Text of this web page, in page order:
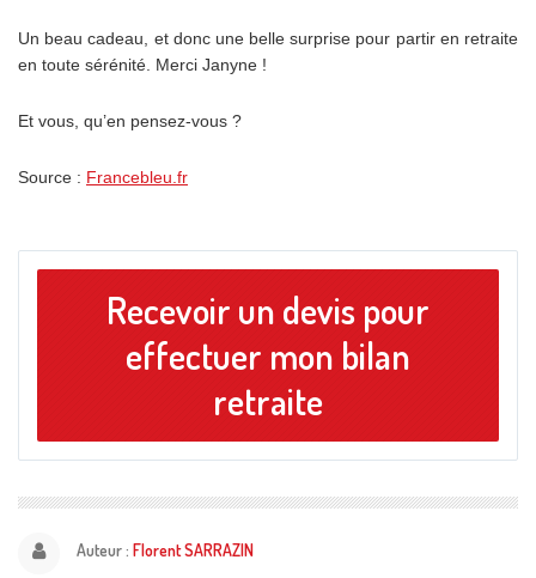
Un beau cadeau, et donc une belle surprise pour partir en retraite
en toute sérénité. Merci Janyne !
Et vous, qu’en pensez-vous ?
Source : Francebleu.fr
Recevoir un devis pour
effectuer mon bilan
retraite
Auteur : Florent SARRAZIN